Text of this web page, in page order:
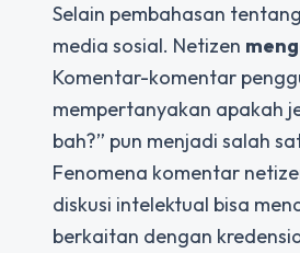
Selain pembahasan
media sosial. Netizen
Komentar-komentar
mempertanyakan apakah
bah?” pun menjadi salah
Fenomena komentar
diskusi intelektual bisa
berkaitan dengan